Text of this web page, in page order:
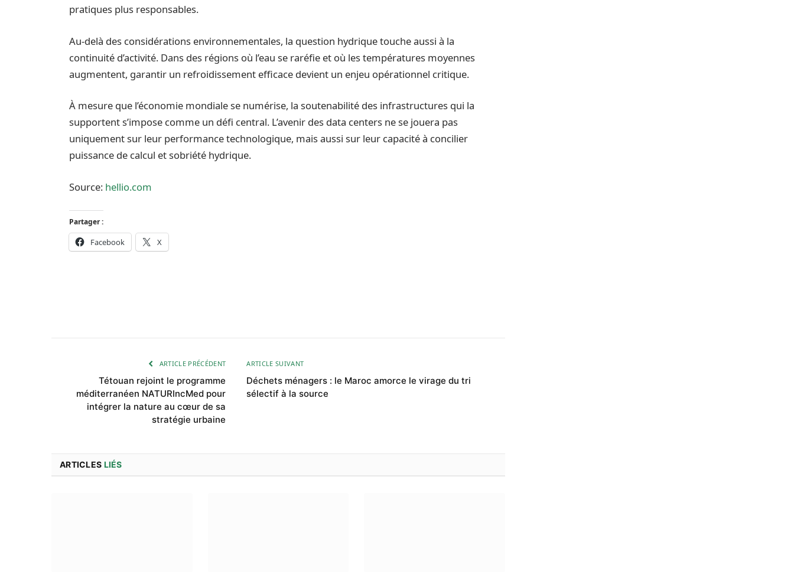
pratiques plus responsables.
Au-delà des considérations environnementales, la question hydrique touche aussi à la
continuité d’activité. Dans des régions où l’eau se raréfie et où les températures moyennes
augmentent, garantir un refroidissement efficace devient un enjeu opérationnel critique.
À mesure que l’économie mondiale se numérise, la soutenabilité des infrastructures qui la
supportent s’impose comme un défi central. L’avenir des data centers ne se jouera pas
uniquement sur leur performance technologique, mais aussi sur leur capacité à concilier
puissance de calcul et sobriété hydrique.
Source: hellio.com
Partager :
Facebook X
ARTICLE PRÉCÉDENT
Tétouan rejoint le programme
méditerranéen NATURIncMed pour
intégrer la nature au cœur de sa
stratégie urbaine
ARTICLE SUIVANT
Déchets ménagers : le Maroc amorce le virage du tri
sélectif à la source
ARTICLES LIÉS